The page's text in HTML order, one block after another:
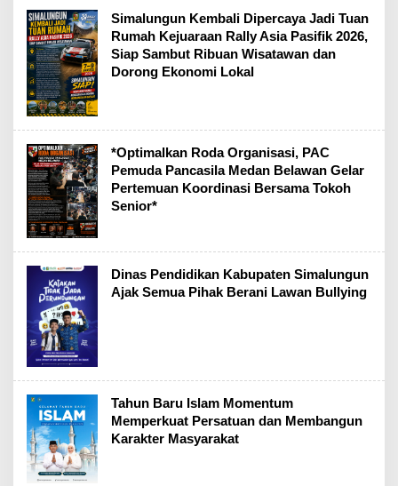
Simalungun Kembali Dipercaya Jadi Tuan
Rumah Kejuaraan Rally Asia Pasifik 2026,
Siap Sambut Ribuan Wisatawan dan
Dorong Ekonomi Lokal
*Optimalkan Roda Organisasi, PAC
Pemuda Pancasila Medan Belawan Gelar
Pertemuan Koordinasi Bersama Tokoh
Senior*
Dinas Pendidikan Kabupaten Simalungun
Ajak Semua Pihak Berani Lawan Bullying
Tahun Baru Islam Momentum
Memperkuat Persatuan dan Membangun
Karakter Masyarakat